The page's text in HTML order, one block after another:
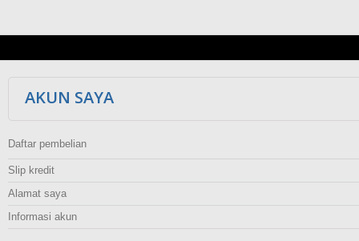
AKUN SAYA
Daftar pembelian
Slip kredit
Alamat saya
Informasi akun